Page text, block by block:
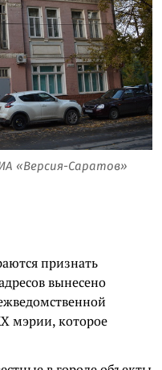
«Версия-Саратов»
признать
вынесено
мэрии, которое